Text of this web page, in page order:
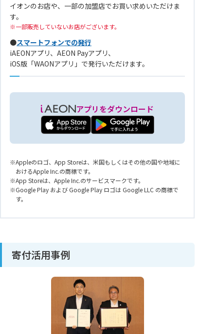
イオンのお店や、一部の加盟店でお買い求めいただけま
す。
一部販売していないお店がございます。
●スマートフォンでの発行
iAEONアプリ、AEON Payアプリ、
iOS版「WAONアプリ」で発行いただけます。
アプリをダウンロード
Appleのロゴ、App Storeは、米国もしくはその他の国や地域に
おけるApple Inc.の商標です。
App Storeは、Apple Inc.のサービスマークです。
Google Play および Google Play ロゴは Google LLC の商標で
す。
寄付活用事例